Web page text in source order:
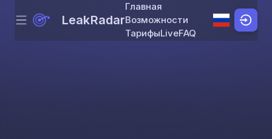
Skip to content
Menu LeakRadar
Главная
Возможности
ТарифыLiveFAQ